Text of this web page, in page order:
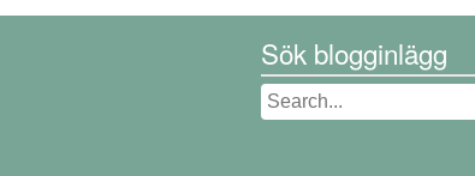
Sök blogginlägg